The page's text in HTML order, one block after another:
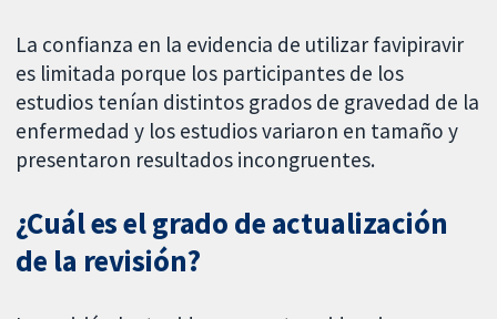
La confianza en la evidencia de utilizar favipiravir
es limitada porque los participantes de los
estudios tenían distintos grados de gravedad de la
enfermedad y los estudios variaron en tamaño y
presentaron resultados incongruentes.
¿Cuál es el grado de actualización
de la revisión?